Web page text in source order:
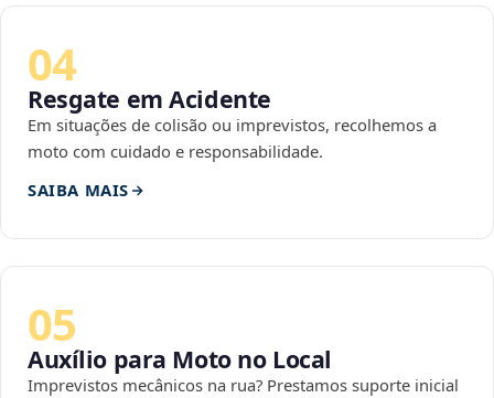
04
Resgate em Acidente
Em situações de colisão ou imprevistos, recolhemos a
moto com cuidado e responsabilidade.
SAIBA MAIS
05
Auxílio para Moto no Local
Imprevistos mecânicos na rua? Prestamos suporte inicial